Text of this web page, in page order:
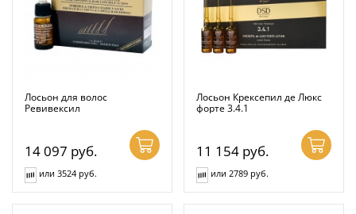
Лосьон для волос
Ревивексил
14 097 руб.
или 3524 руб.
Лосьон Крексепил де Люкс
форте 3.4.1
11 154 руб.
или 2789 руб.